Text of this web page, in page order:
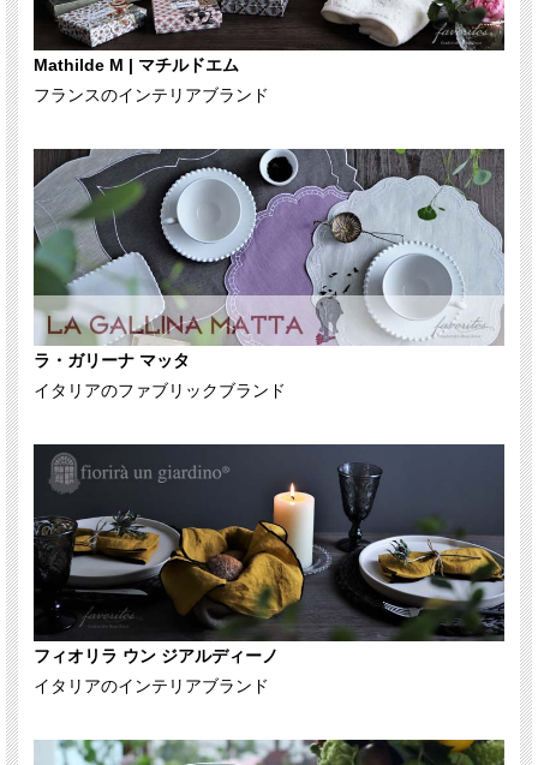
Mathilde M | マチルドエム
フランスのインテリアブランド
ラ・ガリーナ マッタ
イタリアのファブリックブランド
フィオリラ ウン ジアルディーノ
イタリアのインテリアブランド